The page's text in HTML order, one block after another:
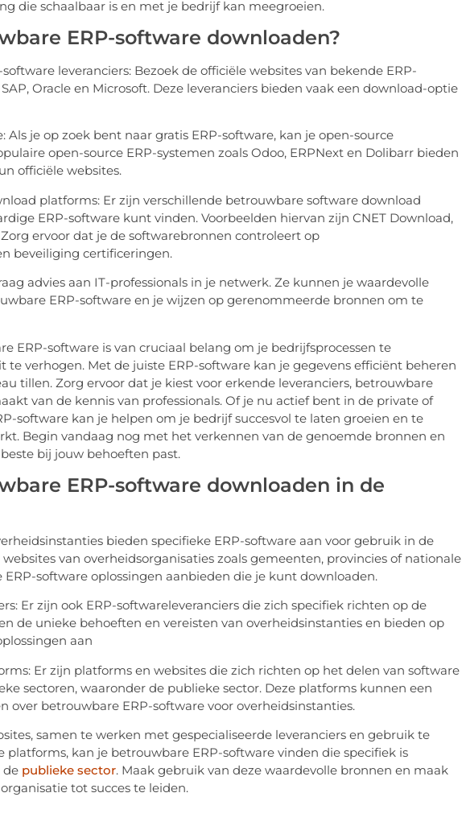
die schaalbaar is en met je bedrijf kan meegroeien.
ERP-software downloaden?
leveranciers: Bezoek de officiële websites van bekende ERP-
Oracle en Microsoft. Deze leveranciers bieden vaak een download-optie
Als je op zoek bent naar gratis ERP-software, kan je open-source
open-source ERP-systemen zoals Odoo, ERPNext en Dolibarr bieden
officiële websites.
platforms: Er zijn verschillende betrouwbare software download
ERP-software kunt vinden. Voorbeelden hiervan zijn CNET Download,
ervoor dat je de softwarebronnen controleert op
beveiliging certificeringen.
advies aan IT-professionals in je netwerk. Ze kunnen je waardevolle
ERP-software en je wijzen op gerenommeerde bronnen om te
ERP-software is van cruciaal belang om je bedrijfsprocessen te
verhogen. Met de juiste ERP-software kan je gegevens efficiënt beheren
tillen. Zorg ervoor dat je kiest voor erkende leveranciers, betrouwbare
van de kennis van professionals. Of je nu actief bent in de private of
software kan je helpen om je bedrijf succesvol te laten groeien en te
Begin vandaag nog met het verkennen van de genoemde bronnen en
bij jouw behoeften past.
ERP-software downloaden in de
bieden specifieke ERP-software aan voor gebruik in de
van overheidsorganisaties zoals gemeenten, provincies of nationale
software oplossingen aanbieden die je kunt downloaden.
Er zijn ook ERP-softwareleveranciers die zich specifiek richten op de
de unieke behoeften en vereisten van overheidsinstanties en bieden op
aan
Er zijn platforms en websites die zich richten op het delen van software
sectoren, waaronder de publieke sector. Deze platforms kunnen een
over betrouwbare ERP-software voor overheidsinstanties.
samen te werken met gespecialiseerde leveranciers en gebruik te
kan je betrouwbare ERP-software vinden die specifiek is
de publieke sector. Maak gebruik van deze waardevolle bronnen en maak
tot succes te leiden.